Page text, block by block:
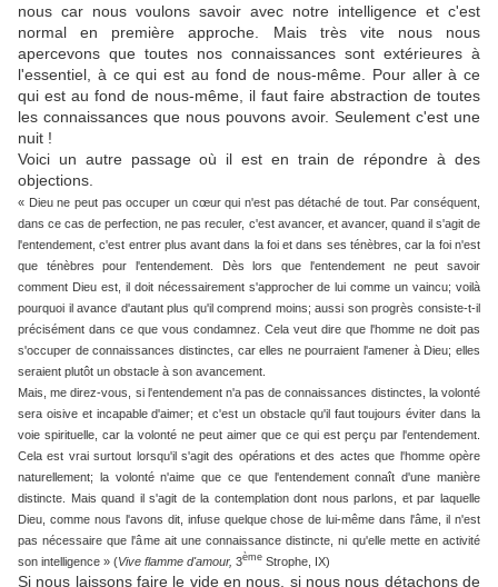
nous car nous voulons savoir avec notre intelligence et c'est
normal en première approche. Mais très vite nous nous
apercevons que toutes nos connaissances sont extérieures à
l'essentiel, à ce qui est au fond de nous-même. Pour aller à ce
qui est au fond de nous-même, il faut faire abstraction de toutes
les connaissances que nous pouvons avoir. Seulement c'est une
nuit !
Voici un autre passage où il est en train de répondre à des
objections.
« Dieu ne peut pas occuper un cœur qui n'est pas détaché de tout. Par conséquent,
dans ce cas de perfection, ne pas reculer, c'est avancer, et avancer, quand il s'agit de
l'entendement, c'est entrer plus avant dans la foi et dans ses ténèbres, car la foi n'est
que ténèbres pour l'entendement. Dès lors que l'entendement ne peut savoir
comment Dieu est, il doit nécessairement s'approcher de lui comme un vaincu; voilà
pourquoi il avance d'autant plus qu'il comprend moins; aussi son progrès consiste-t-il
précisément dans ce que vous condamnez. Cela veut dire que l'homme ne doit pas
s'occuper de connaissances distinctes, car elles ne pourraient l'amener à Dieu; elles
seraient plutôt un obstacle à son avancement.
Mais, me direz-vous, si l'entendement n'a pas de connaissances distinctes, la volonté
sera oisive et incapable d'aimer; et c'est un obstacle qu'il faut toujours éviter dans la
voie spirituelle, car la volonté ne peut aimer que ce qui est perçu par l'entendement.
Cela est vrai surtout lorsqu'il s'agit des opérations et des actes que l'homme opère
naturellement; la volonté n'aime que ce que l'entendement connaît d'une manière
distincte. Mais quand il s'agit de la contemplation dont nous parlons, et par laquelle
Dieu, comme nous l'avons dit, infuse quelque chose de lui-même dans l'âme, il n'est
pas nécessaire que l'âme ait une connaissance distincte, ni qu'elle mette en activité
son intelligence » (Vive flamme d'amour, 3ème Strophe, IX)
Si nous laissons faire le vide en nous, si nous nous détachons de